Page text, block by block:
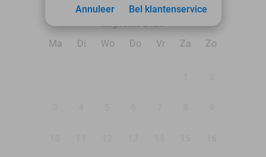
Ma
Di Wo Do Vr Za Zo
Bel klantenservice
Annuleer